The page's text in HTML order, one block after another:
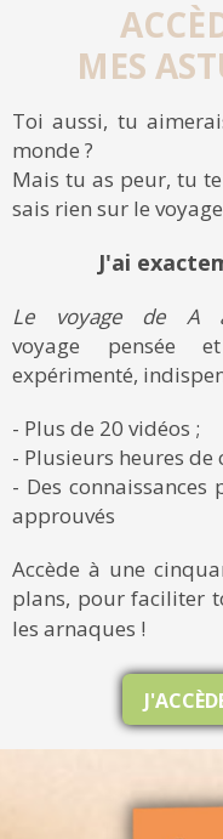
MES
Toi aussi, tu
monde ?
Mais tu as peur, tu
sais rien sur le voyage
J'ai
Le voyage de A
voyage pensée
expérimenté,
- Plus de 20 vidéos ;
- Plusieurs heures de
- Des connaissances
approuvés
Accède à une
plans, pour faciliter
les arnaques !